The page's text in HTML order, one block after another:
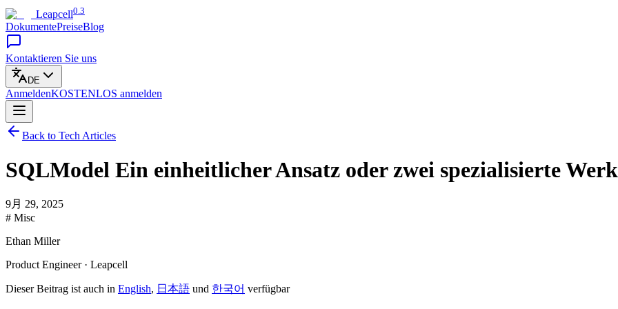
Leapcell0.3
DokumentePreiseBlog
Kontaktieren Sie uns
DE
AnmeldenKOSTENLOS anmelden
Back to Tech Articles
SQLModel Ein einheitlicher Ansatz oder zwei spezialisierte
9月 29, 2025
# Misc
Ethan Miller
Product Engineer · Leapcell
Dieser Beitrag ist auch in English, 日本語 und 한국어 verfügbar